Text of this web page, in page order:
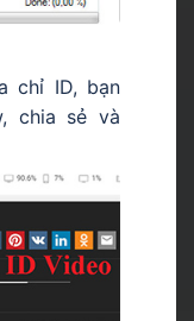
chỉ ID, bạn
chia sẻ và